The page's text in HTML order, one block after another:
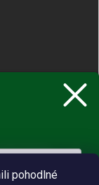
pohodlné